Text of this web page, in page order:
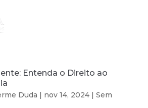
Entenda o Direito ao
Duda | nov 14, 2024| Sem